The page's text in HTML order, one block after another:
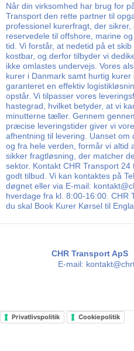
Når din virksomhed har brug for
Transport den rette partner til
professionel kurerfragt, der
reservedele til offshore, marine
tid. Vi forstår, at nedetid på et
kostbar, og derfor tilbyder vi
ikke omlastes undervejs. Vores
kurer i Danmark samt hurtig
garanteret en effektiv
opstår. Vi tilpasser vores
hastegrad, hvilket betyder, at vi
minutterne tæller. Gennem
præcise leveringstider giver vi
afhentning til levering. Uanset
og fra hele verden, formår vi altid
sikker fragtløsning, der matcher
sektor. Kontakt CHR Transport
godt tilbud. Vi kan kontaktes på
døgnet eller via E-mail:
hverdage fra kl. 8:00-16:00. CHR
du skal Book Kurer Kørsel til
CHR Transport ApS
E-mail:
Privatlivspolitik Cookiepolitik